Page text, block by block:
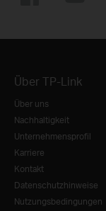
Über TP-Link
Über uns
Nachhaltigkeit
Unternehmensprofil
Karriere
Kontakt
Datenschutzhinweise
Nutzungsbedingungen